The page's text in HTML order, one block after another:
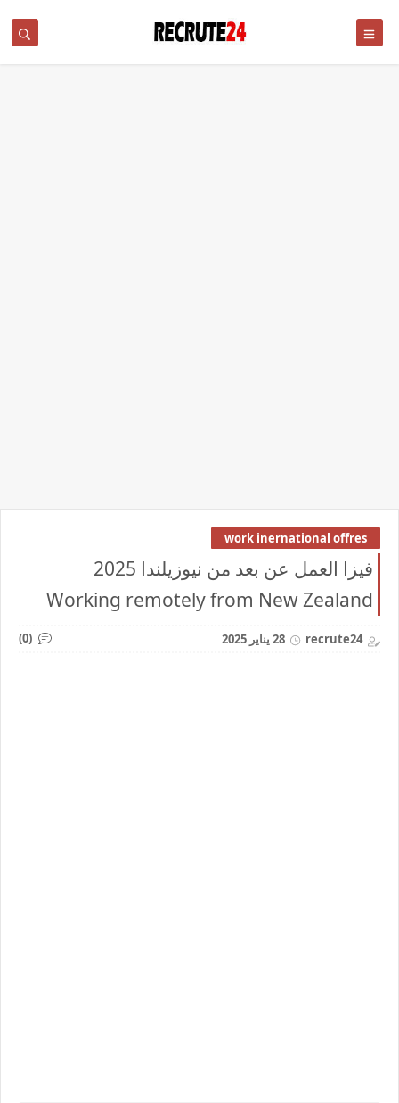
work inernational offres
فيزا العمل عن بعد من نيوزيلندا 2025
Working remotely from New Zealand
recrute24 28 يناير 2025 (0)